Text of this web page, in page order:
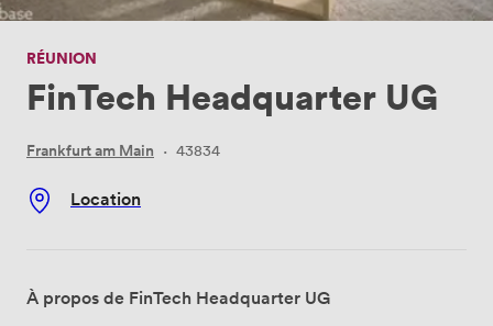
RÉUNION
FinTech Headquarter UG
Frankfurt am Main · 43834
Location
À propos de FinTech Headquarter UG